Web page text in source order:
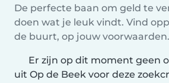
De perfecte baan om geld te
doen wat je leuk vindt. Vind
de buurt, op jouw voorwaarden.
Er zijn op dit moment geen
uit Op de Beek voor deze